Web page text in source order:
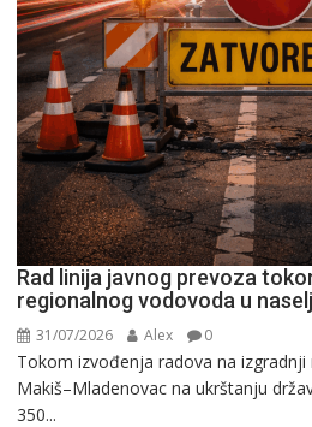
Rad linija javnog prevoza
regionalnog vodovoda u
31/07/2026 Alex 0
Tokom izvođenja radova na
Makiš–Mladenovac na ukrštanju
350...